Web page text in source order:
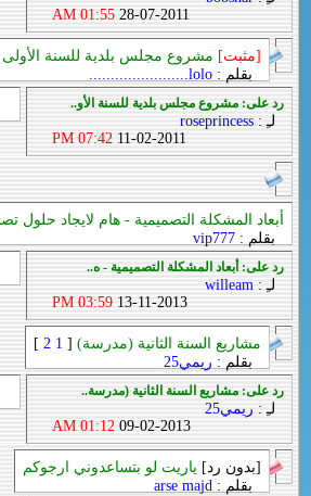
28-07-2011
01:55 AM
[مثبت] مشروع مجلس بلدية للسنة الأولى 2009-
بقلم :lolo.......................
رد على: مشروع مجلس بلدية للسنة الأو..
لـِ :roseprincess
11-02-2011
07:42 PM
أبعاد المشكلة التصميمية - هام لايجاد حلول
بقلم :vip777
رد على: أبعاد المشكلة التصميمية - ه..
لـِ :willeam
13-11-2013
03:59 PM
مشاريع السنة الثانية (مدرسة) [
1
2
]
بقلم : ريمي25
رد على: مشاريع السنة الثانية (مدرسة..
لـِ : ريمي25
09-02-2013
01:12 AM
[بدون رد] ياريت لو بتساعدوني ارجوكم
بقلم :arse majd